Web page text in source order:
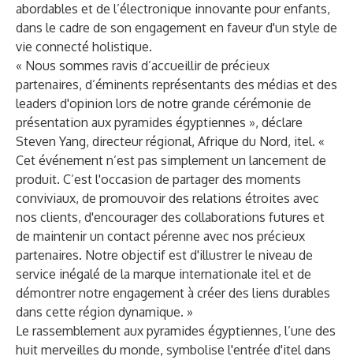
abordables et de l’électronique innovante pour enfants,
dans le cadre de son engagement en faveur d'un style de
vie connecté holistique.
« Nous sommes ravis d’accueillir de précieux
partenaires, d’éminents représentants des médias et des
leaders d'opinion lors de notre grande cérémonie de
présentation aux pyramides égyptiennes », déclare
Steven Yang, directeur régional, Afrique du Nord, itel. «
Cet événement n’est pas simplement un lancement de
produit. C’est l'occasion de partager des moments
conviviaux, de promouvoir des relations étroites avec
nos clients, d'encourager des collaborations futures et
de maintenir un contact pérenne avec nos précieux
partenaires. Notre objectif est d'illustrer le niveau de
service inégalé de la marque internationale itel et de
démontrer notre engagement à créer des liens durables
dans cette région dynamique. »
Le rassemblement aux pyramides égyptiennes, l’une des
huit merveilles du monde, symbolise l'entrée d'itel dans